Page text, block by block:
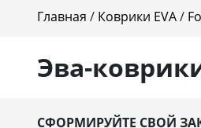
Главная / Коврики EVA/
Эва-
СФОРМИРУЙТЕ СВОЙ